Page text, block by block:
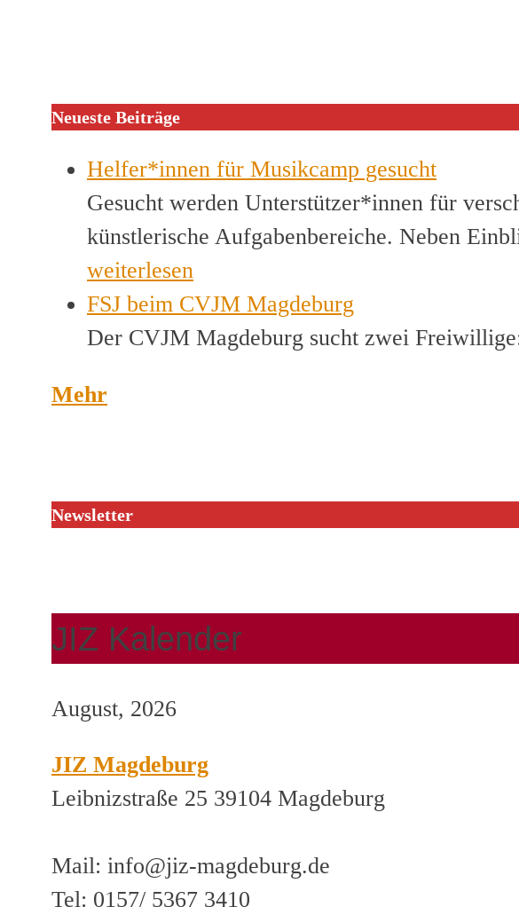
Neueste Beiträge
Helfer*innen für Musikcamp gesucht
Gesucht werden Unterstützer*innen für
künstlerische Aufgabenbereiche. Neben
weiterlesen
FSJ beim CVJM Magdeburg
Der CVJM Magdeburg sucht zwei
Mehr
Newsletter
JIZ Kalender
August, 2026
JIZ Magdeburg
Leibnizstraße 25 39104 Magdeburg
Mail: info@jiz-magdeburg.de
Tel: 0157/ 5367 3410